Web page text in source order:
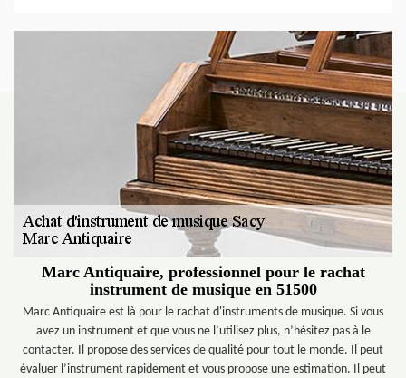
Marc Antiquaire, professionnel pour le rachat
instrument de musique en 51500
Marc Antiquaire est là pour le rachat d'instruments de musique. Si vous
avez un instrument et que vous ne l’utilisez plus, n’hésitez pas à le
contacter. Il propose des services de qualité pour tout le monde. Il peut
évaluer l’instrument rapidement et vous propose une estimation. Il peut